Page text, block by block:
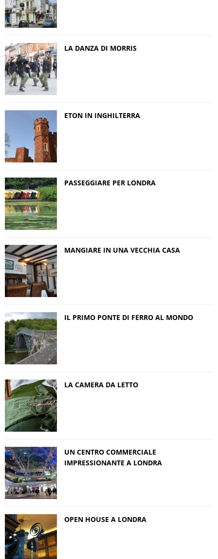
LA DANZA DI MORRIS
ETON IN INGHILTERRA
PASSEGGIARE PER LONDRA
MANGIARE IN UNA VECCHIA CASA
IL PRIMO PONTE DI FERRO AL MONDO
LA CAMERA DA LETTO
UN CENTRO COMMERCIALE
IMPRESSIONANTE A LONDRA
OPEN HOUSE A LONDRA